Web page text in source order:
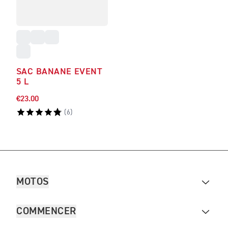
SAC BANANE EVENT
5 L
€23.00
(6)
MOTOS
COMMENCER